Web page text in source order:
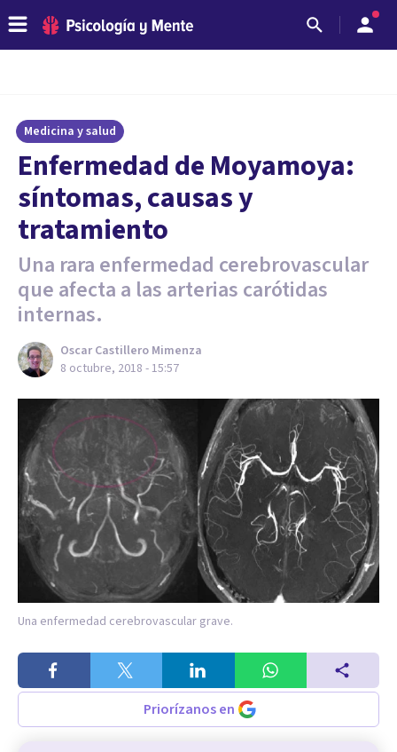
Medicina y salud
Enfermedad de Moyamoya:
síntomas, causas y
tratamiento
Una rara enfermedad cerebrovascular
que afecta a las arterias carótidas
internas.
Oscar Castillero Mimenza
8 octubre, 2018 - 15:57
Una enfermedad cerebrovascular grave.
Priorízanos en